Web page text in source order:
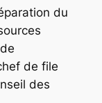
du
de file
des